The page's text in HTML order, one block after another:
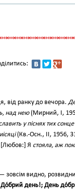
від ранку до вечора.
над нею(Мирний, І,
у піснях тих
(Кв.-Осн., II, 1956,
Я стояла, аж
зовсім видно,
До́брий день!; День